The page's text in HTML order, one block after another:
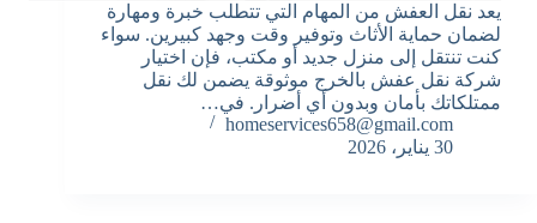
يعد نقل العفش من المهام التي تتطلب خبرة ومهارة
لضمان حماية الأثاث وتوفير وقت وجهد كبيرين. سواء
كنت تنتقل إلى منزل جديد أو مكتب، فإن اختيار
شركة نقل عفش بالخرج موثوقة يضمن لك نقل
ممتلكاتك بأمان وبدون أي أضرار. في…
homeservices658@gmail.com
30 يناير، 2026